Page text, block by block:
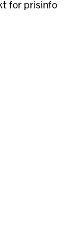
for prisinfo